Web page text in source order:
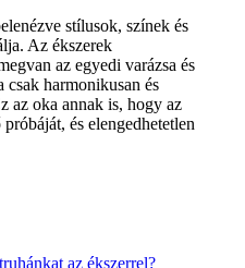
stílusok, színek és
Az ékszerek
az egyedi varázsa és
csak harmonikusan és
az oka annak is, hogy az
és elengedhetetlen